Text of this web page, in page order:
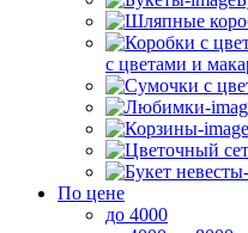
с цветами и
По цене
до 4000